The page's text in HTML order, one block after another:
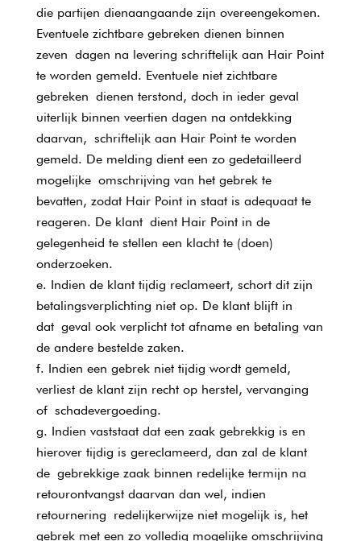
die partijen dienaangaande zijn overeengekomen.
Eventuele zichtbare gebreken dienen binnen
zeven dagen na levering schriftelijk aan Hair Point
te worden gemeld. Eventuele niet zichtbare
gebreken dienen terstond, doch in ieder geval
uiterlijk binnen veertien dagen na ontdekking
daarvan, schriftelijk aan Hair Point te worden
gemeld. De melding dient een zo gedetailleerd
mogelijke omschrijving van het gebrek te
bevatten, zodat Hair Point in staat is adequaat te
reageren. De klant dient Hair Point in de
gelegenheid te stellen een klacht te (doen)
onderzoeken.
Indien de klant tijdig reclameert, schort dit zijn
betalingsverplichting niet op. De klant blijft in
dat geval ook verplicht tot afname en betaling van
de andere bestelde zaken.
Indien een gebrek niet tijdig wordt gemeld,
verliest de klant zijn recht op herstel, vervanging
of schadevergoeding.
Indien vaststaat dat een zaak gebrekkig is en
hierover tijdig is gereclameerd, dan zal de klant
de gebrekkige zaak binnen redelijke termijn na
retourontvangst daarvan dan wel, indien
retournering redelijkerwijze niet mogelijk is, het
gebrek met een zo volledig mogelijke omschrijving